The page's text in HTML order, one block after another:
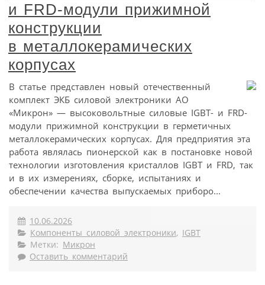
и FRD-модули прижимной
конструкции
в металлокерамических
корпусах
В статье представлен новый отечественный
комплект ЭКБ силовой электроники АО
«Микрон» — высоковольтные силовые IGBT- и FRD-
модули прижимной конструкции в герметичных
металлокерамических корпусах. Для предприятия эта
работа являлась пионерской как в постановке новой
технологии изготовления кристаллов IGBT и FRD, так
и в их измерениях, сборке, испытаниях и
обеспечении качества выпускаемых приборо...
10.06.2026
Компоненты силовой электроники, IGBT
Метки: Микрон
Оставить комментарий